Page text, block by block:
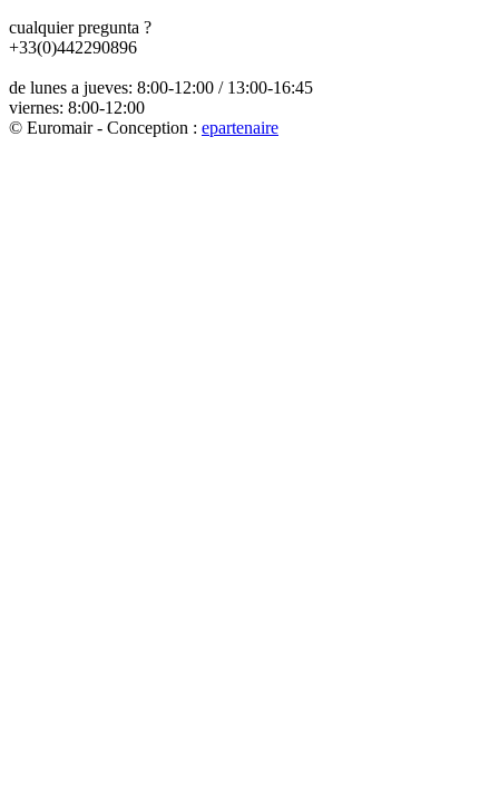
cualquier pregunta ?
+33(0)442290896
de lunes a jueves: 8:00-12:00 / 13:00-16:45
viernes: 8:00-12:00
© Euromair - Conception : epartenaire